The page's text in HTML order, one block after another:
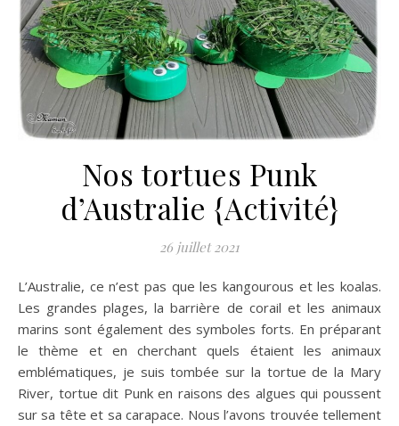
Nos tortues Punk
d’Australie {Activité}
26 juillet 2021
L’Australie, ce n’est pas que les kangourous et les koalas.
Les grandes plages, la barrière de corail et les animaux
marins sont également des symboles forts. En préparant
le thème et en cherchant quels étaient les animaux
emblématiques, je suis tombée sur la tortue de la Mary
River, tortue dit Punk en raisons des algues qui poussent
sur sa tête et sa carapace. Nous l’avons trouvée tellement